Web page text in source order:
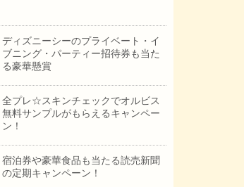
ディズニーシーのプライベート・イ
ブニング・パーティー招待券も当た
る豪華懸賞
全プレ☆スキンチェックでオルビス
無料サンプルがもらえるキャンペー
ン！
宿泊券や豪華食品も当たる読売新聞
の定期キャンペーン！